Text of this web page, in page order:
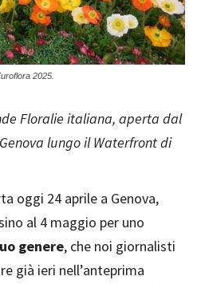
2025.
Floralie italiana, aperta dal
lungo il Waterfront di
oggi 24 aprile a Genova,
al 4 maggio per uno
genere, che noi giornalisti
già ieri nell’anteprima